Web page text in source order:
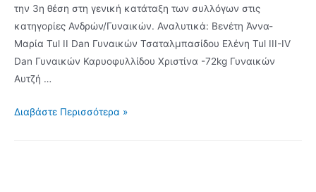
την 3η θέση στη γενική κατάταξη των συλλόγων στις
κατηγορίες Ανδρών/Γυναικών. Αναλυτικά: Βενέτη Άννα-
Μαρία Tul II Dan Γυναικών Τσαταλμπασίδου Ελένη Tul III-IV
Dan Γυναικών Καρυοφυλλίδου Χριστίνα -72kg Γυναικών
Αυτζή …
Με
Διαβάστε Περισσότερα »